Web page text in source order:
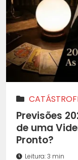
Previsões
de uma
Pronto?
Leitura: 3 min